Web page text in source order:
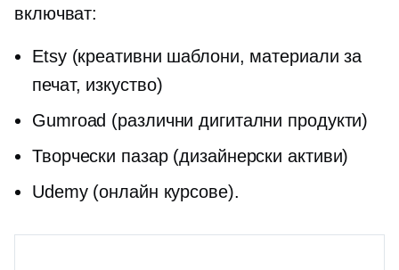
включват:
Etsy (креативни шаблони, материали за
печат, изкуство)
Gumroad (различни дигитални продукти)
Творчески пазар (дизайнерски активи)
Udemy (онлайн курсове).